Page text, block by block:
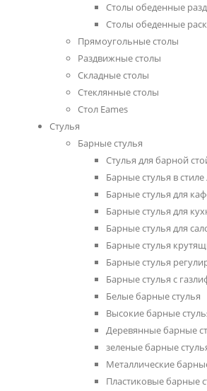
Столы обеденные
Столы обеденные
Прямоугольные столы
Раздвижные столы
Складные столы
Стеклянные столы
Стол Eames
Стулья
Барные стулья
Cтулья для барной
Барные стулья в
Барные стулья для
Барные стулья для
Барные стулья для
Барные стулья
Барные стулья
Барные стулья с
Белые барные стулья
Высокие барные
Деревянные барные
зеленые барные
Металлические
Пластиковые барные